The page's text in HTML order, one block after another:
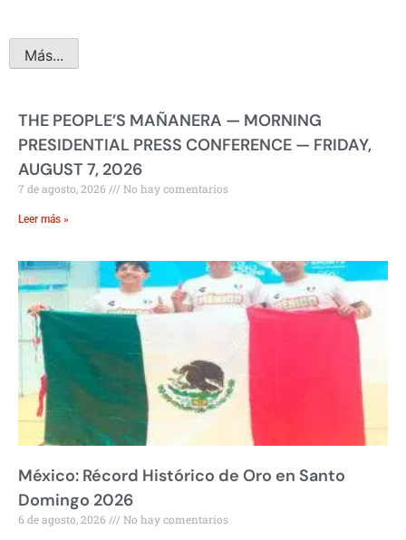
Más...
THE PEOPLE’S MAÑANERA — MORNING
PRESIDENTIAL PRESS CONFERENCE — FRIDAY,
AUGUST 7, 2026
7 de agosto, 2026 No hay comentarios
Leer más »
México: Récord Histórico de Oro en Santo
Domingo 2026
6 de agosto, 2026 No hay comentarios